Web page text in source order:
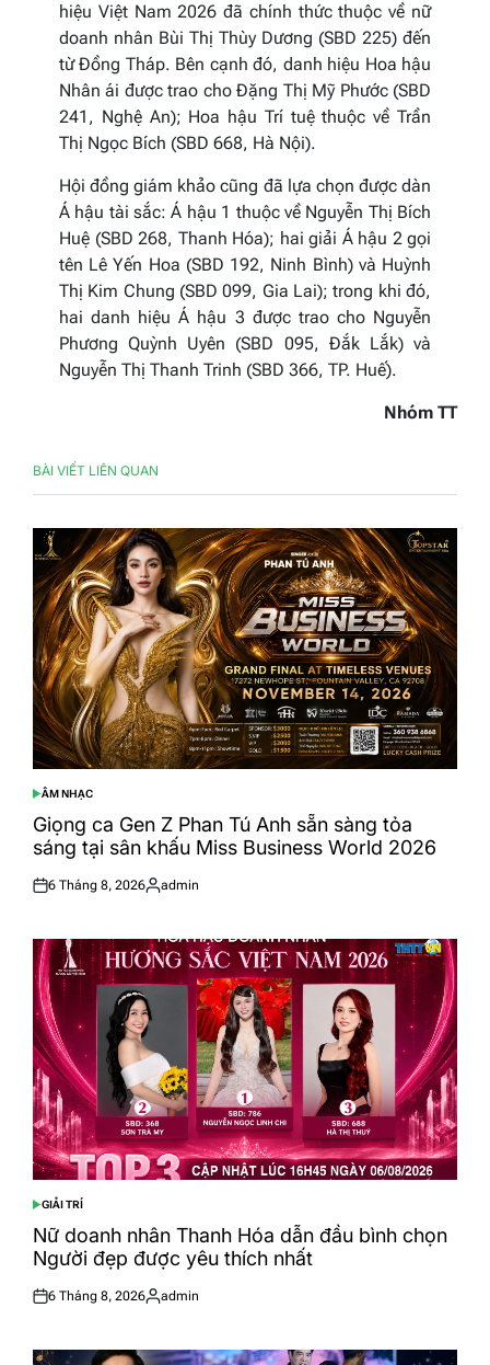
hiệu Việt Nam 2026 đã chính thức thuộc về nữ
doanh nhân Bùi Thị Thùy Dương (SBD 225) đến
từ Đồng Tháp. Bên cạnh đó, danh hiệu Hoa hậu
Nhân ái được trao cho Đặng Thị Mỹ Phước (SBD
241, Nghệ An); Hoa hậu Trí tuệ thuộc về Trần
Thị Ngọc Bích (SBD 668, Hà Nội).
Hội đồng giám khảo cũng đã lựa chọn được dàn
Á hậu tài sắc: Á hậu 1 thuộc về Nguyễn Thị Bích
Huệ (SBD 268, Thanh Hóa); hai giải Á hậu 2 gọi
tên Lê Yến Hoa (SBD 192, Ninh Bình) và Huỳnh
Thị Kim Chung (SBD 099, Gia Lai); trong khi đó,
hai danh hiệu Á hậu 3 được trao cho Nguyễn
Phương Quỳnh Uyên (SBD 095, Đắk Lắk) và
Nguyễn Thị Thanh Trinh (SBD 366, TP. Huế).
Nhóm TT
BÀI VIẾT LIÊN QUAN
POSTED
IN
ÂM NHẠC
Giọng ca Gen Z Phan Tú Anh sẵn sàng tỏa
sáng tại sân khấu Miss Business World 2026
Posted
6 Tháng 8, 2026
Posted
admin
POSTED
IN
GIẢI TRÍ
Nữ doanh nhân Thanh Hóa dẫn đầu bình chọn
Người đẹp được yêu thích nhất
Posted
6 Tháng 8, 2026
Posted
admin